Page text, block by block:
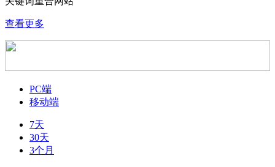
查看更多
PC端
移动端
7天
30天
3个月